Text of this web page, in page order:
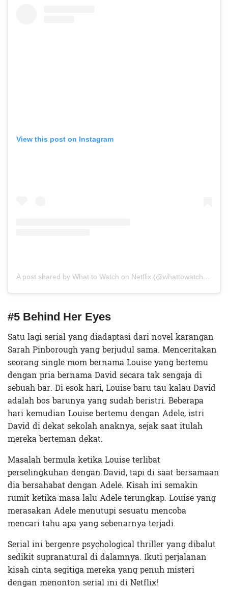
View this post on Instagram
A post shared by What to Watch on Netflix (@whattowatchonnetflix)
#5 Behind Her Eyes
Satu lagi serial yang diadaptasi dari novel karangan
Sarah Pinborough yang berjudul sama. Menceritakan
seorang single mom bernama Louise yang bertemu
dengan pria bernama David secara tak sengaja di
sebuah bar. Di esok hari, Louise baru tau kalau David
adalah bos barunya yang sudah beristri. Beberapa
hari kemudian Louise bertemu dengan Adele, istri
David di dekat sekolah anaknya, sejak saat itulah
mereka berteman dekat.
Masalah bermula ketika Louise terlibat
perselingkuhan dengan David, tapi di saat bersamaan
dia bersahabat dengan Adele. Kisah ini semakin
rumit ketika masa lalu Adele terungkap. Louise yang
merasakan Adele menutupi sesuatu mencoba
mencari tahu apa yang sebenarnya terjadi.
Serial ini bergenre psychological thriller yang dibalut
sedikit supranatural di dalamnya. Ikuti perjalanan
kisah cinta segitiga mereka yang penuh misteri
dengan menonton serial ini di Netflix!